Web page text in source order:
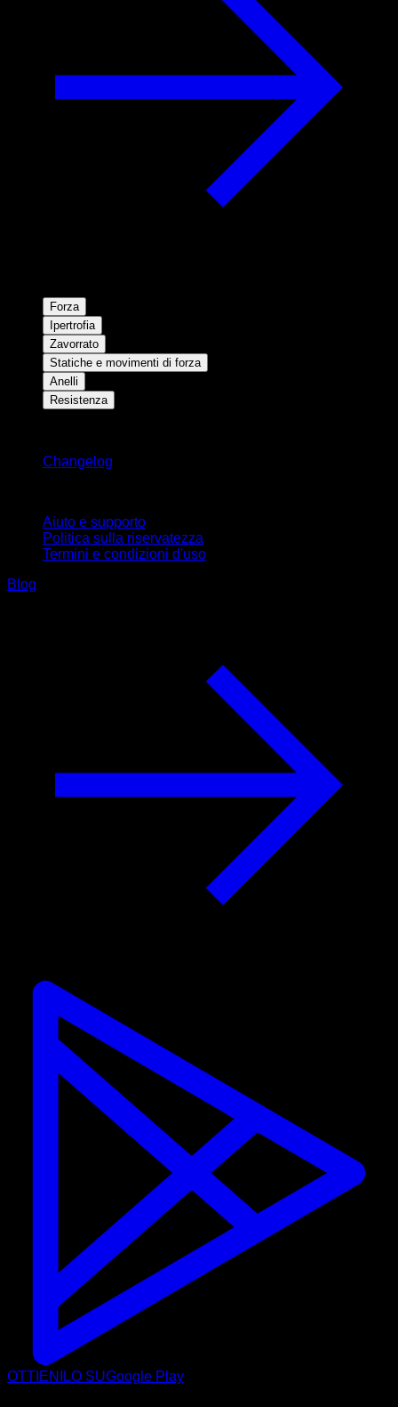
Forza
Ipertrofia
Zavorrato
Statiche e movimenti di forza
Anelli
Resistenza
Changelog
Aiuto e supporto
Politica sulla riservatezza
Termini e condizioni d'uso
Blog
OTTIENILO SUGoogle Play